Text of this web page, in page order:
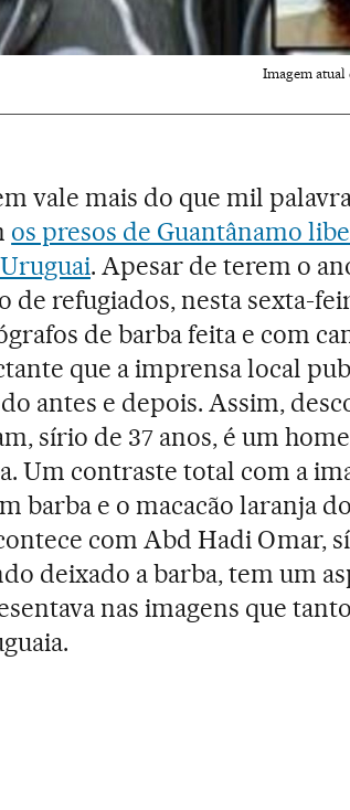
Imagem atual
vale mais do que mil
os presos de Guantânamo
. Apesar de terem o
de refugiados, nesta sexta-
de barba feita e com
que a imprensa local
antes e depois. Assim,
sírio de 37 anos, é um
Um contraste total com a
barba e o macacão laranja
com Abd Hadi Omar,
deixado a barba, tem um
nas imagens que